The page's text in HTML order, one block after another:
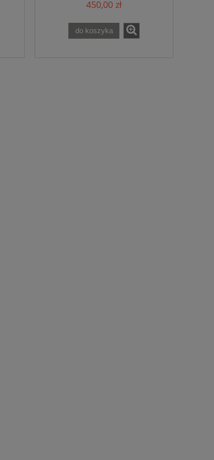
450,00 zł
do koszyka